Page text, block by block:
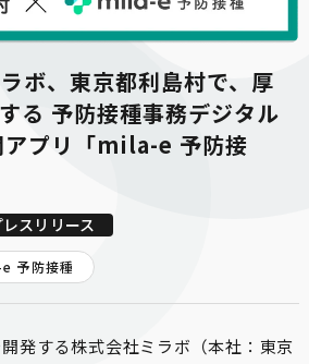
ボ、東京都利島村で、厚
る 予防接種事務デジタル
アプリ「mila-e 予防接
レスリリース
予防接種
発する株式会社ミラボ（本社：東京